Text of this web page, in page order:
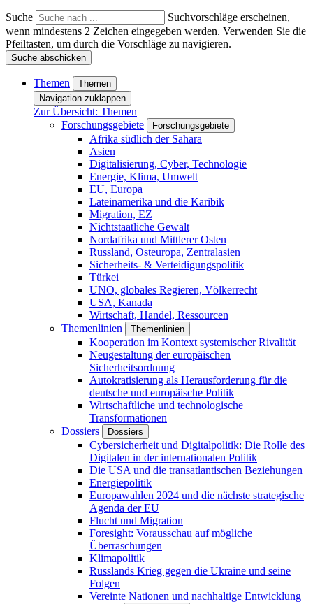
Suche
Suchvorschläge erscheinen,
wenn mindestens 2 Zeichen eingegeben werden. Verwenden Sie die
Pfeiltasten, um durch die Vorschläge zu navigieren.
Suche abschicken
Themen
Themen
Navigation zuklappen
Zur Übersicht: Themen
Forschungsgebiete
Forschungsgebiete
Afrika südlich der Sahara
Asien
Digitalisierung, Cyber, Technologie
Energie, Klima, Umwelt
EU, Europa
Lateinamerika und die Karibik
Migration, EZ
Nichtstaatliche Gewalt
Nordafrika und Mittlerer Osten
Russland, Osteuropa, Zentralasien
Sicherheits- & Verteidigungspolitik
Türkei
UNO, globales Regieren, Völkerrecht
USA, Kanada
Wirtschaft, Handel, Ressourcen
Themenlinien
Themenlinien
Kooperation im Kontext systemischer Rivalität
Neugestaltung der europäischen
Sicherheitsordnung
Autokratisierung als Herausforderung für die
deutsche und europäische Politik
Wirtschaftliche und technologische
Transformationen
Dossiers
Dossiers
Cybersicherheit und Digitalpolitik: Die Rolle des
Digitalen in der internationalen Politik
Die USA und die transatlantischen Beziehungen
Energiepolitik
Europawahlen 2024 und die nächste strategische
Agenda der EU
Flucht und Migration
Foresight: Vorausschau auf mögliche
Überraschungen
Klimapolitik
Russlands Krieg gegen die Ukraine und seine
Folgen
Vereinte Nationen und nachhaltige Entwicklung